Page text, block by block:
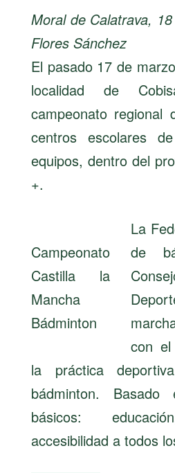
Moral de Calatrava,
Flores Sánchez
El pasado 17 de
localidad de
campeonato regional
centros escolares
equipos, dentro del
+.
Campeonato
Castilla la
Mancha
Bádminton
La
de
con
la práctica
bádminton.
básicos:
accesibilidad a todos